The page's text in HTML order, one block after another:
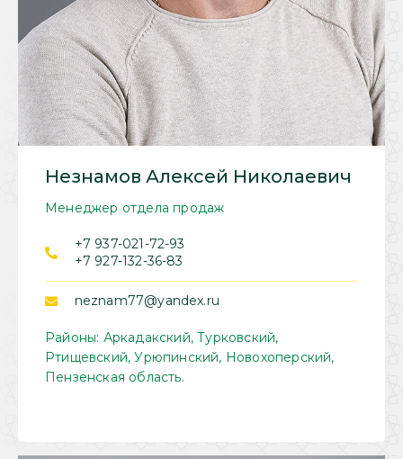
Незнамов Алексей Николаевич
Менеджер отдела продаж
+7 937-021-72-93
+7 927-132-36-83
neznam77@yandex.ru
Районы: Аркадакский, Турковский,
Ртищевский, Урюпинский, Новохоперский,
Пензенская область.